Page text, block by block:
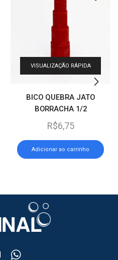
VISUALIZAÇÃO RÁPIDA
BICO QUEBRA JATO
BORRACHA 1/2
R$6,75
Adicionar ao carrinho